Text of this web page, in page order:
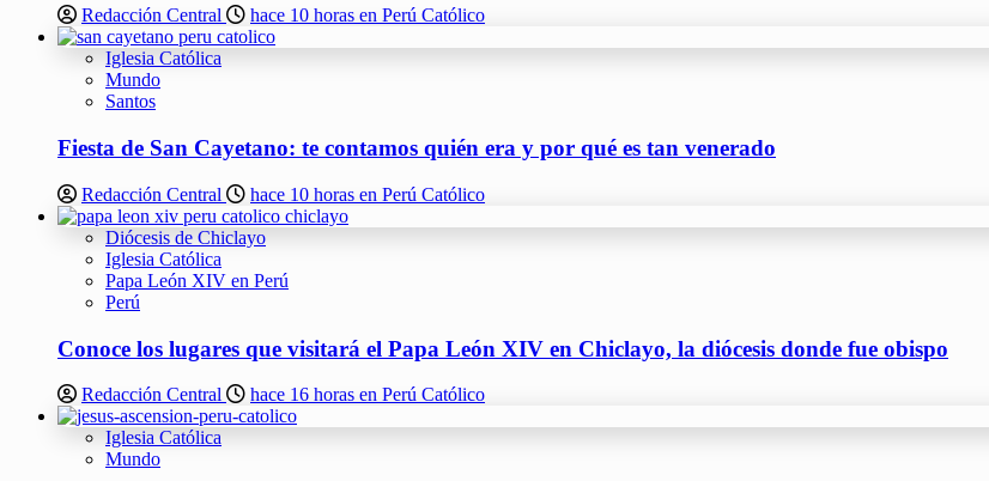
Redacción Central hace 10 horas en Perú Católico
Iglesia Católica
Mundo
Santos
Fiesta de San Cayetano: te contamos quién era y por qué es tan venerado
Redacción Central hace 10 horas en Perú Católico
Diócesis de Chiclayo
Iglesia Católica
Papa León XIV en Perú
Perú
Conoce los lugares que visitará el Papa León XIV en Chiclayo, la diócesis donde fue obispo
Redacción Central hace 16 horas en Perú Católico
Iglesia Católica
Mundo